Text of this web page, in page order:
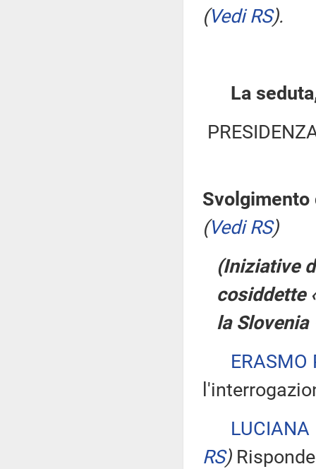
(Vedi RS).
La
(Vedi RS)
(Iniziative
cosiddette
la
ERASMO
LUCIANA
RS)